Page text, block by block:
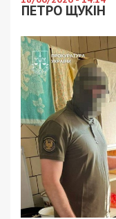
ПЕТРО ЩУКІН